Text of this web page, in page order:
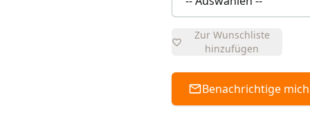
Zur Wunschliste
hinzufügen
Benachrichtige mich